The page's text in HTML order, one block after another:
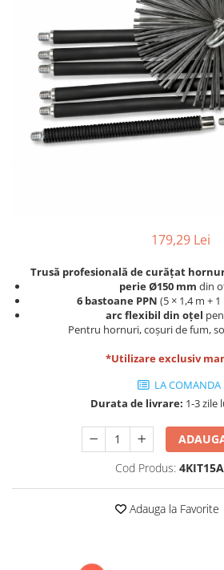
179,29 Lei
Trusă profesională de curățat
perie Ø150 mm din
6 bastoane PPN (5 × 1,4 m +
arc flexibil din oțel
Pentru hornuri, coșuri de fum,
*Utilizare exclusiv
LA COMANDA
Durata de livrare: 1-3 zile
Cod Produs:
Adauga la Favorite